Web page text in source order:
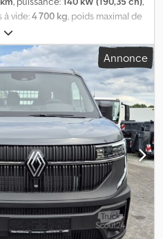
à vide:4 700 kg, poids maximal de
490 kg
4x2, carburant:diesel,
cabine courte
, type
d'émission:Euro 6, suspension:
de l'espace de chargement:
chargement: 2 300 mm, hauteur
mm, heures de fonctionnement:
de remorque, blocage de
de traction, filtre à
de vitesse, système
, MAN TGL 8.190 BL
urbaine, conforme à la norme
: 4 à 5 mois - Véhicule avec
- Différents types de bennes
Boîte à outils en acier inoxydable
Annonce